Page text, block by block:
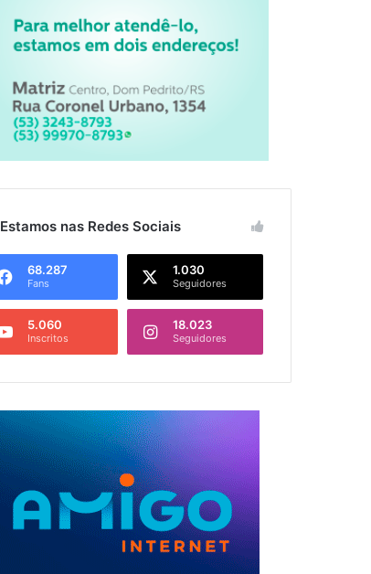
Estamos nas Redes Sociais
68.287
Fans
1.030
Seguidores
5.060
Inscritos
18.023
Seguidores